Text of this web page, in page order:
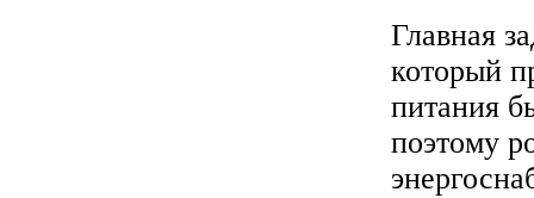
Главная
который
питания
поэтому